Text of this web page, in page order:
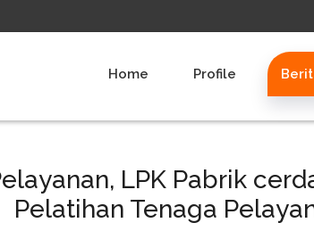
Home Profile
LPK Pabrik
Pelatihan Tenaga